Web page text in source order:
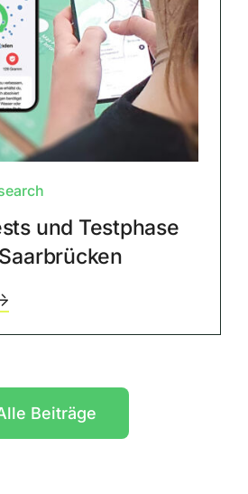
und Testphase
Beiträge